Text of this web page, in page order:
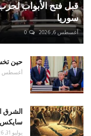
قبل فتح الأبواب
سوريا
أغسطس 6, 2026 0
حين
أغسطس 4, 2026
الشرق
يوليو 31, 2026